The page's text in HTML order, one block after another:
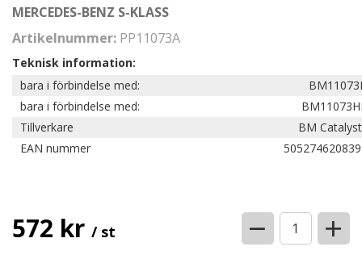
MERCEDES-BENZ S-KLASS
Artikelnummer: PP11073A
Teknisk information:
bara i förbindelse med:
bara i förbindelse med:
Tillverkare
BM
EAN nummer
572 kr / st − +